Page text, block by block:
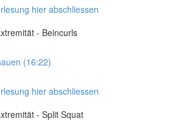
hier abschliessen
- Beincurls
(16:22)
hier abschliessen
- Split Squat